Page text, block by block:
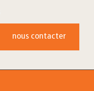
nous contacter